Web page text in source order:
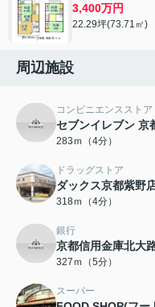
3,400万円
22.29坪(73.71㎡)
周辺施設
コンビニエンスストア
セブンイレブン 京
283ｍ（4分）
ドラッグストア
ダックス京都紫野
318ｍ（4分）
銀行
京都信用金庫北大
327ｍ（5分）
スーパー